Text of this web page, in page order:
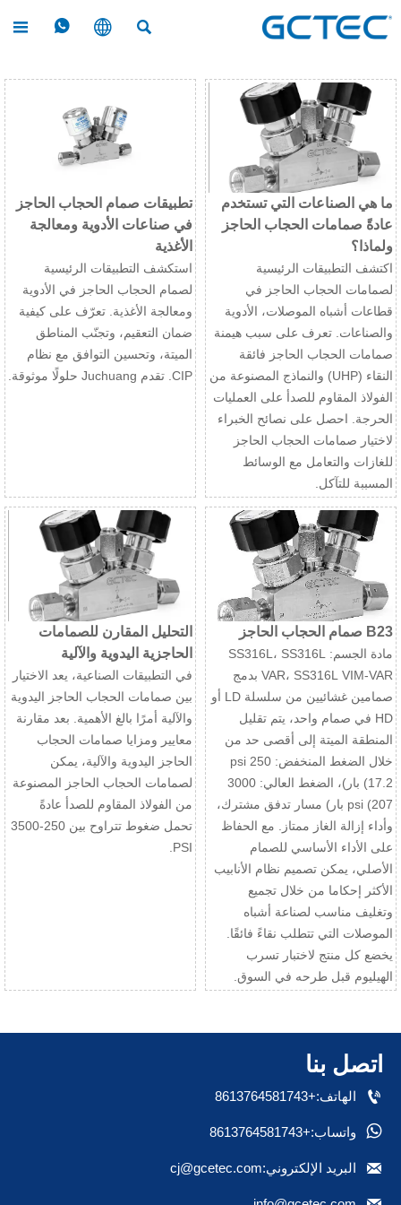




تطبيقات صمام الحجاب الحاجز
في صناعات الأدوية ومعالجة
الأغذية
استكشف التطبيقات الرئيسية
لصمام الحجاب الحاجز في الأدوية
ومعالجة الأغذية. تعرّف على كيفية
ضمان التعقيم، وتجنّب المناطق
الميتة، وتحسين التوافق مع نظام
CIP. تقدم Juchuang حلولًا موثوقة.
ما هي الصناعات التي تستخدم
عادةً صمامات الحجاب الحاجز
ولماذا؟
اكتشف التطبيقات الرئيسية
لصمامات الحجاب الحاجز في
قطاعات أشباه الموصلات، الأدوية
والصناعات. تعرف على سبب هيمنة
صمامات الحجاب الحاجز فائقة
النقاء (UHP) والنماذج المصنوعة من
الفولاذ المقاوم للصدأ على العمليات
الحرجة. احصل على نصائح الخبراء
لاختيار صمامات الحجاب الحاجز
للغازات والتعامل مع الوسائط
المسببة للتآكل.
التحليل المقارن للصمامات
الحاجزية اليدوية والآلية
في التطبيقات الصناعية، يعد الاختيار
بين صمامات الحجاب الحاجز اليدوية
والآلية أمرًا بالغ الأهمية. بعد مقارنة
معايير ومزايا صمامات الحجاب
الحاجز اليدوية والآلية، يمكن
لصمامات الحجاب الحاجز المصنوعة
من الفولاذ المقاوم للصدأ عادةً
تحمل ضغوط تتراوح بين 250-3500
PSI.
B23 صمام الحجاب الحاجز
مادة الجسم: SS316L، SS316L
VAR، SS316L VIM-VAR بدمج
صمامين غشائيين من سلسلة LD أو
HD في صمام واحد، يتم تقليل
المنطقة الميتة إلى أقصى حد من
خلال الضغط المنخفض: 250 psi
(17.2 بار)، الضغط العالي: 3000
psi (207 بار) مسار تدفق مشترك،
وأداء إزالة الغاز ممتاز. مع الحفاظ
على الأداء الأساسي للصمام
الأصلي، يمكن تصميم نظام الأنابيب
الأكثر إحكاما من خلال تجميع
وتغليف مناسب لصناعة أشباه
الموصلات التي تتطلب نقاءً فائقًا.
يخضع كل منتج لاختبار تسرب
الهيليوم قبل طرحه في السوق.
اتصل بنا
 الهاتف:+8613764581743
 واتساب:+8613764581743
 البريد الإلكتروني:cj@gcetec.com